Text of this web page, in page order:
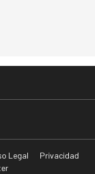
Legal
Privacidad